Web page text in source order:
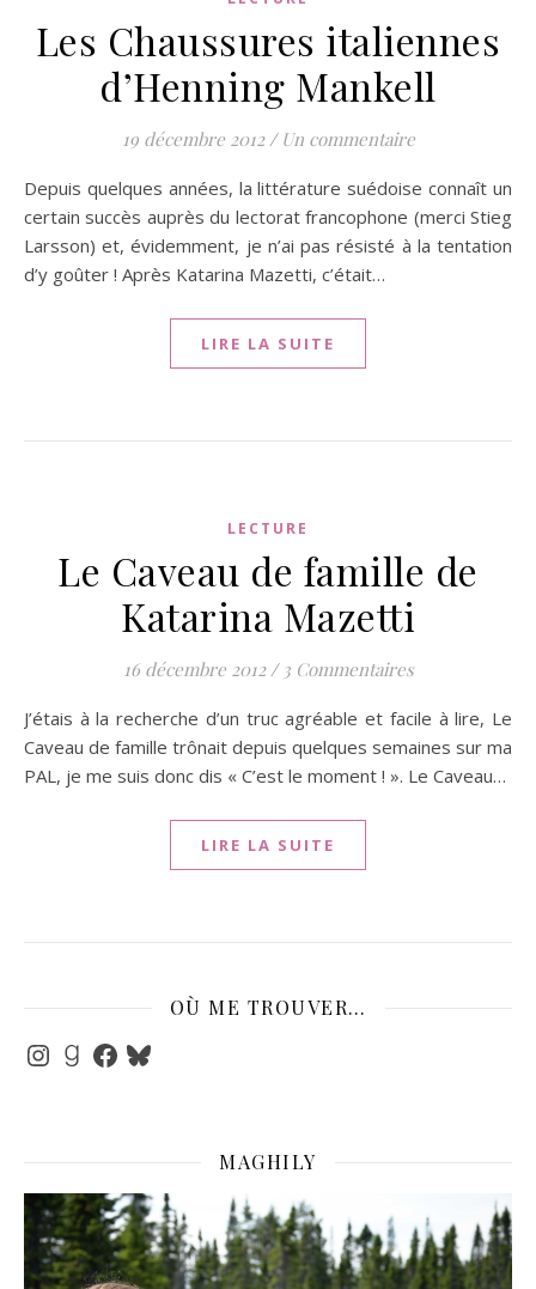
Les Chaussures italiennes
d’Henning Mankell
19 décembre 2012 / Un commentaire
Depuis quelques années, la littérature suédoise connaît un
certain succès auprès du lectorat francophone (merci Stieg
Larsson) et, évidemment, je n’ai pas résisté à la tentation
d’y goûter ! Après Katarina Mazetti, c’était…
LIRE LA SUITE
LECTURE
Le Caveau de famille de
Katarina Mazetti
16 décembre 2012 / 3 Commentaires
J’étais à la recherche d’un truc agréable et facile à lire, Le
Caveau de famille trônait depuis quelques semaines sur ma
PAL, je me suis donc dis « C’est le moment ! ». Le Caveau…
LIRE LA SUITE
OÙ ME TROUVER…
Instagram
Goodreads
Facebook
Bluesky
MAGHILY